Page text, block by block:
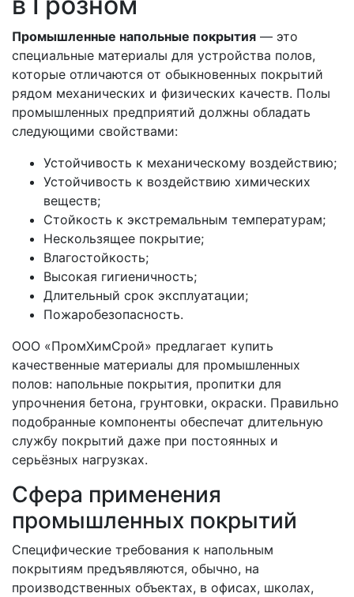
Промышленные напольные покрытия — это
специальные материалы для устройства полов,
которые отличаются от обыкновенных покрытий
рядом механических и физических качеств. Полы
промышленных предприятий должны обладать
следующими свойствами:
Устойчивость к механическому воздействию;
Устойчивость к воздействию химических
веществ;
Стойкость к экстремальным температурам;
Нескользящее покрытие;
Влагостойкость;
Высокая гигиеничность;
Длительный срок эксплуатации;
Пожаробезопасность.
ООО «ПромХимСрой» предлагает купить
качественные материалы для промышленных
полов: напольные покрытия, пропитки для
упрочнения бетона, грунтовки, окраски. Правильно
подобранные компоненты обеспечат длительную
службу покрытий даже при постоянных и
серьёзных нагрузках.
Сфера применения
промышленных покрытий
Специфические требования к напольным
покрытиям предъявляются, обычно, на
производственных объектах, в офисах, школах,